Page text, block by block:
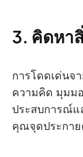
3. คิดหา
การโดดเด่นจ
ความคิด มุมม
ประสบการณ์แ
คุณจุดประกาย